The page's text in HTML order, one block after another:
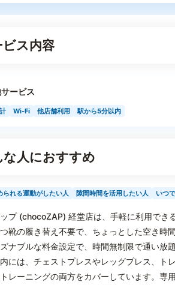
ビス内容
ービス
Wi-Fi 他店舗利用 駅から5分以内
な人におすすめ
られる運動がしたい人 隙間時間を活用したい人 いつ
プ (chocoZAP) 経堂店は、手軽に利用でき
靴の履き替え不要で、ちょっとした空き
ナブルな料金設定で、時間無制限で通い放
には、チェストプレスやレッグプレス、ト
レーニングの両方をカバーしています。専